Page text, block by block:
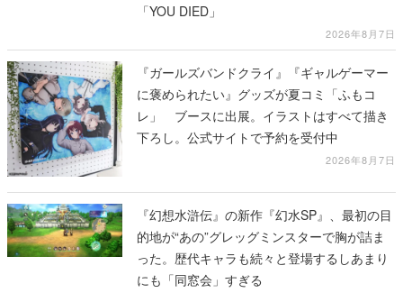
「YOU DIED」
2026年8月7日
『ガールズバンドクライ』『ギャルゲーマー
に褒められたい』グッズが夏コミ「ふもコ
レ」 ブースに出展。イラストはすべて描き
下ろし。公式サイトで予約を受付中
2026年8月7日
『幻想水滸伝』の新作『幻水SP』、最初の目
的地が“あの”グレッグミンスターで胸が詰ま
った。歴代キャラも続々と登場するしあまり
にも「同窓会」すぎる